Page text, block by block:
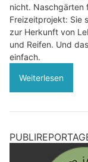
nicht. Naschgärten
Freizeitprojekt: Sie
zur Herkunft von
und Reifen. Und
einfach.
Weiterlesen